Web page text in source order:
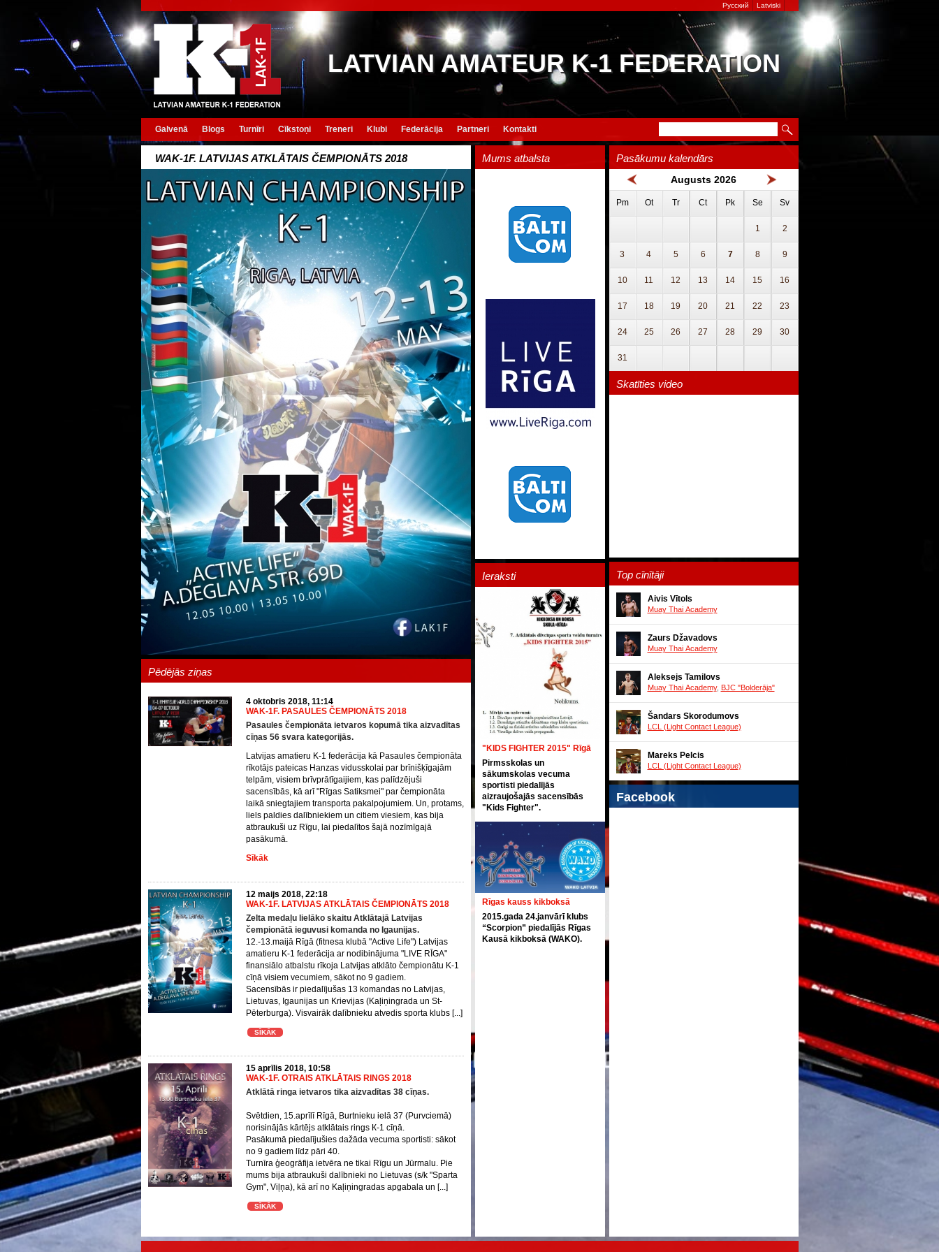
Latviski
Русский
LATVIAN AMATEUR K-1 FEDERATION
Galvenā Blogs Turnīri Cīkstoņi Treneri Klubi Federācija Partneri Kontakti
WAK-1F. LATVIJAS ATKLĀTAIS ČEMPIONĀTS 2018
Pēdējās ziņas
4 oktobris 2018, 11:14
WAK-1F. PASAULES ČEMPIONĀTS 2018
Pasaules čempionāta ietvaros kopumā tika aizvadītas
cīņas 56 svara kategorijās.
Latvijas amatieru K-1 federācija kā Pasaules čempionāta
rīkotājs pateicas Hanzas vidusskolai par brīnišķīgajām
telpām, visiem brīvprātīgaijiem, kas palīdzējuši
sacensībās, kā arī "Rīgas Satiksmei" par čempionāta
laikā sniegtajiem transporta pakalpojumiem. Un, protams,
liels paldies dalībniekiem un citiem viesiem, kas bija
atbraukuši uz Rīgu, lai piedalītos šajā nozīmīgajā
pasākumā.
Sīkāk
12 maijs 2018, 22:18
WAK-1F. LATVIJAS ATKLĀTAIS ČEMPIONĀTS 2018
Zelta medaļu lielāko skaitu Atklātajā Latvijas
čempionātā ieguvusi komanda no Igaunijas.
12.-13.maijā Rīgā (fitnesa klubā "Active Life") Latvijas
amatieru K-1 federācija ar nodibinājuma "LIVE RĪGA"
finansiālo atbalstu rīkoja Latvijas atklāto čempionātu K-1
cīņā visiem vecumiem, sākot no 9 gadiem.
Sacensībās ir piedalījušas 13 komandas no Latvijas,
Lietuvas, Igaunijas un Krievijas (Kaļiņingrada un St-
Pēterburga). Visvairāk dalībnieku atvedis sporta klubs [...]
SĪKĀK
15 aprīlis 2018, 10:58
WAK-1F. OTRAIS ATKLĀTAIS RINGS 2018
Atklātā ringa ietvaros tika aizvadītas 38 cīņas.
Svētdien, 15.aprīlī Rīgā, Burtnieku ielā 37 (Purvciemā)
norisinājās kārtējs atklātais rings К-1 cīņā.
Pasākumā piedalījušies dažāda vecuma sportisti: sākot
no 9 gadiem līdz pāri 40.
Turnīra ģeogrāfija ietvēra ne tikai Rīgu un Jūrmalu. Pie
mums bija atbraukuši dalībnieki no Lietuvas (s/k "Sparta
Gym", Viļņa), kā arī no Kaļiņingradas apgabala un [...]
SĪKĀK
Mums atbalsta
Ieraksti
"KIDS FIGHTER 2015" Rīgā
Pirmsskolas un
sākumskolas vecuma
sportisti piedalījās
aizraujošajās sacensībās
"Kids Fighter".
Rīgas kauss kikboksā
2015.gada 24.janvārī klubs
“Scorpion” piedalījās Rīgas
Kausā kikboksā (WAKO).
Pasākumu kalendārs
Augusts 2026
Pm Ot Tr Ct Pk Se Sv
1 2
3 4 5 6 7 8 9
10 11 12 13 14 15 16
17 18 19 20 21 22 23
24 25 26 27 28 29 30
31
Skatīties video
Top cīnītāji
Aivis Vītols
Muay Thai Academy
Zaurs Džavadovs
Muay Thai Academy
Aleksejs Tamilovs
Muay Thai Academy, BJC "Bolderāja"
Šandars Skorodumovs
LCL (Light Contact League)
Mareks Pelcis
LCL (Light Contact League)
Facebook